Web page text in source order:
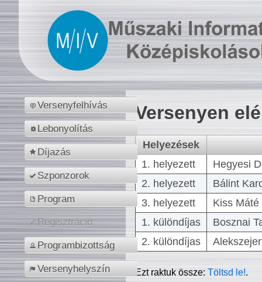
Versenyfelhívás
Lebonyolítás
Díjazás
Szponzorok
Program
Regisztráció
Programbizottság
Versenyhelyszín
Versenyen
Helyezések
1. helyezett
Hegyesi
2. helyezett
Bálint
3. helyezett
Kiss
1. különdíjas
Bosznai
2. különdíjas
Ezt raktuk össze:Töltsd le!.